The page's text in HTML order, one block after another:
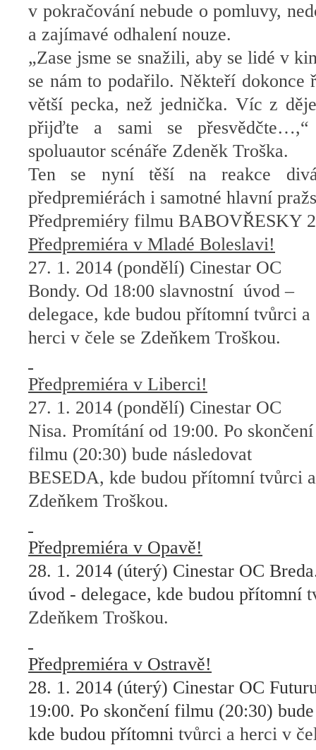
v pokračování nebude o pomluvy,
a zajímavé odhalení nouze.
„Zase jsme se snažili, aby se lidé v
se nám to podařilo. Někteří dokonce
větší pecka, než jednička. Víc z
přijďte a sami se
spoluautor scénáře Zdeněk Troška.
Ten se nyní těší na reakce
předpremiérách i samotné hlavní
Předpremiéry filmu BABOVŘESKY
Předpremiéra v Mladé Boleslavi!
27. 1. 2014 (pondělí) Cinestar OC
Bondy. Od 18:00 slavnostní úvod –
delegace, kde budou přítomní tvůrci a
herci v čele se Zdeňkem Troškou.
Předpremiéra v Liberci!
27. 1. 2014 (pondělí) Cinestar OC
Nisa. Promítání od 19:00. Po skončení
filmu (20:30) bude následovat
BESEDA, kde budou přítomní tvůrci
Zdeňkem Troškou.
Předpremiéra v Opavě!
28. 1. 2014 (úterý) Cinestar OC
úvod - delegace, kde budou přítomní
Zdeňkem Troškou.
Předpremiéra v Ostravě!
28. 1. 2014 (úterý) Cinestar OC
19:00. Po skončení filmu (20:30)
kde budou přítomni tvůrci a herci v